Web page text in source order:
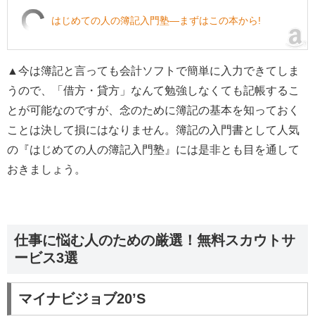
はじめての人の簿記入門塾―まずはこの本から!
▲今は簿記と言っても会計ソフトで簡単に入力できてしま
うので、「借方・貸方」なんて勉強しなくても記帳するこ
とが可能なのですが、念のために簿記の基本を知っておく
ことは決して損にはなりません。簿記の入門書として人気
の『はじめての人の簿記入門塾』には是非とも目を通して
おきましょう。
仕事に悩む人のための厳選！無料スカウトサ
ービス3選
マイナビジョブ20’S